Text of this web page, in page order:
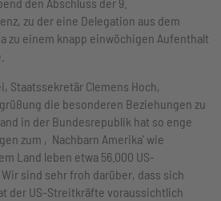
zu der eine Delegation aus dem
zu einem knapp einwöchigen Aufenthalt
Staatssekretär Clemens Hoch,
die besonderen Beziehungen zu
in der Bundesrepublik hat so enge
zum ‚Nachbarn Amerika' wie
Land leben etwa 56.000 US-
sind sehr froh darüber, dass sich
der US-Streitkräfte voraussichtlich